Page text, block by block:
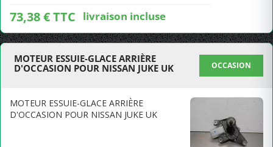
73,38 € TTC livraison incluse
MOTEUR ESSUIE-GLACE ARRIÈRE
D'OCCASION POUR NISSAN JUKE UK
OCCASION
MOTEUR ESSUIE-GLACE ARRIÈRE
D'OCCASION POUR NISSAN JUKE UK